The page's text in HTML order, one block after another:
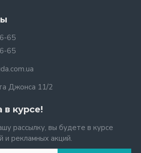
65
65
Джонса 11/2
в курсе!
рассылку, вы будете в курсе
и рекламных акций.